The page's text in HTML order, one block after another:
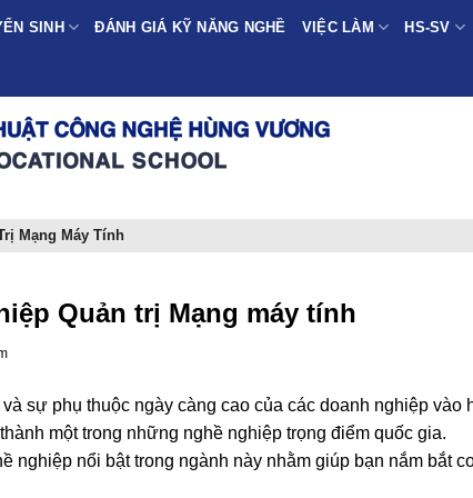
SINH ĐÁNH GIÁ KỸ NĂNG NGHỀ VIỆC LÀM HS-SV
Mạng Máy Tính
Quản trị Mạng máy tính
sự phụ thuộc ngày càng cao của các doanh nghiệp vào
một trong những nghề nghiệp trọng điểm quốc gia.
nổi bật trong ngành này nhằm giúp bạn nắm bắt